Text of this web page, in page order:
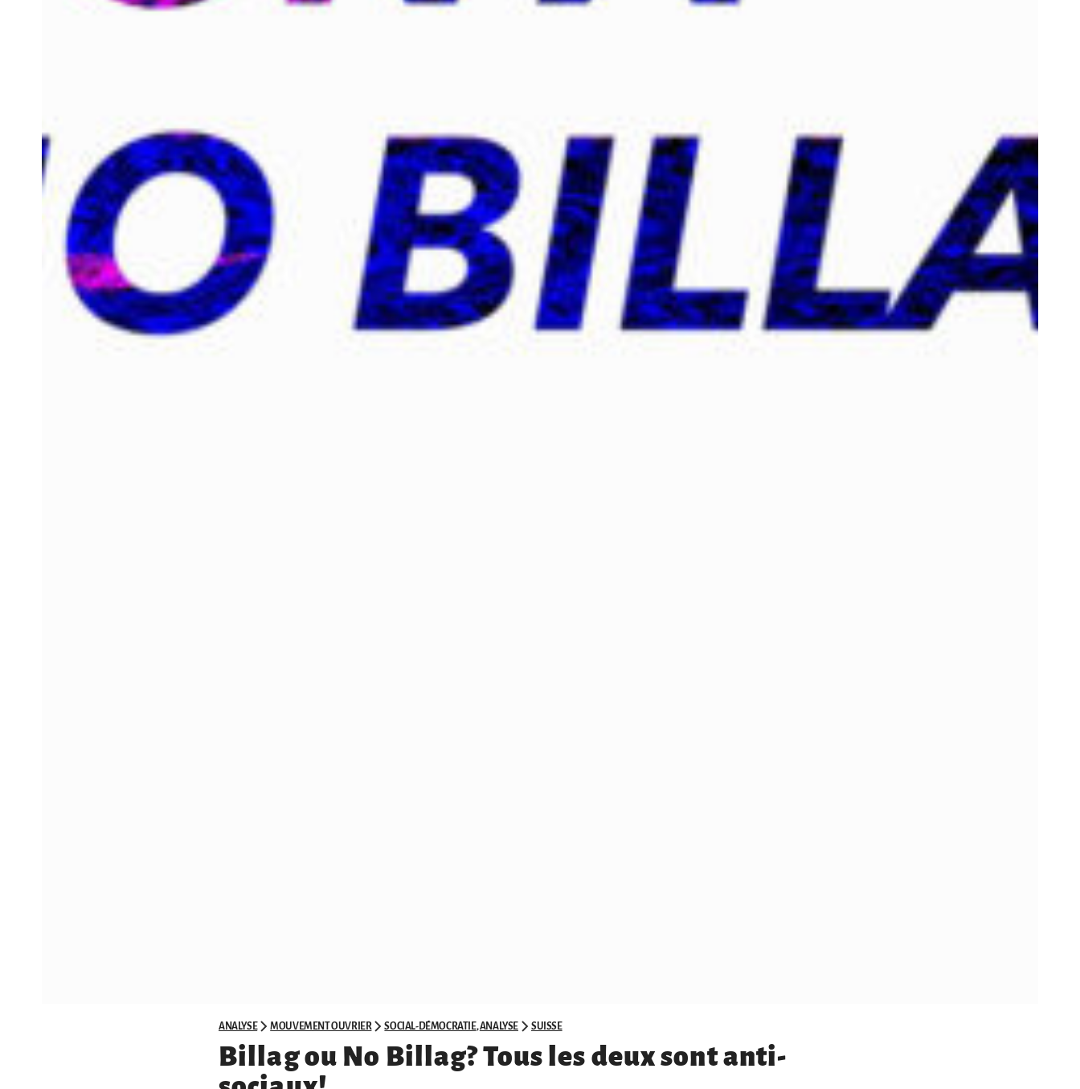
ANALYSE MOUVEMENT OUVRIER SOCIAL-DÉMOCRATIE,ANALYSE SUISSE
Billag ou No Billag? Tous les deux sont anti-